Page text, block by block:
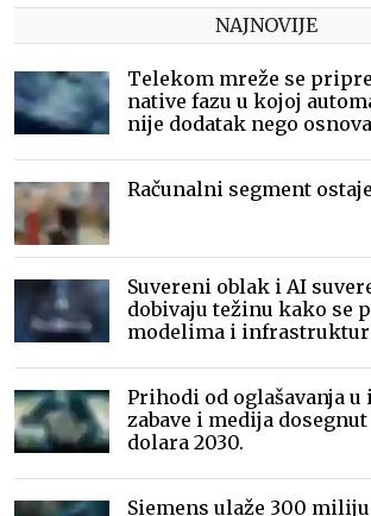
NAJNOVIJE
Telekom mreže se
native fazu u kojoj
nije dodatak nego
Računalni segment
Suvereni oblak i AI
dobivaju težinu kako se
modelima i
Prihodi od oglašavanja
zabave i medija
dolara 2030.
Siemens ulaže 300